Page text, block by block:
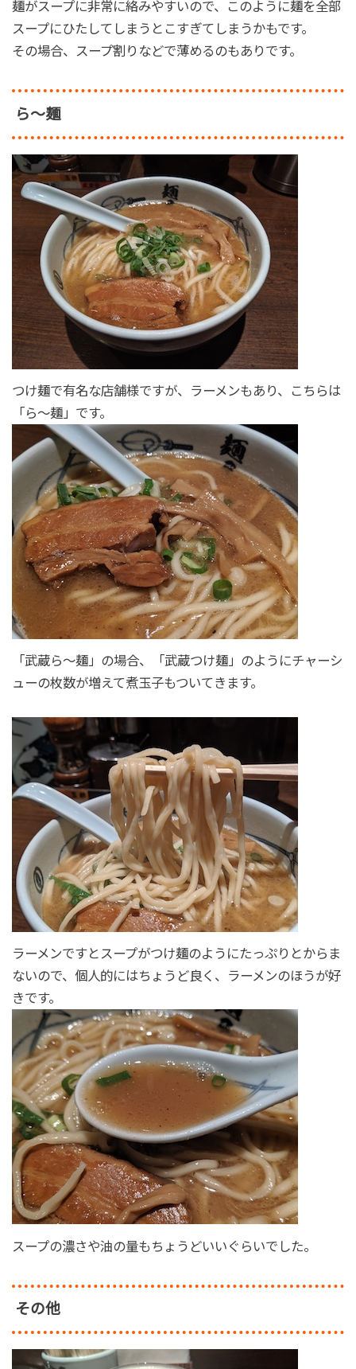
麺がスープに非常に絡みやすいので、このように麺を全部
スープにひたしてしまうとこすぎてしまうかもです。
その場合、スープ割りなどで薄めるのもありです。
ら～麺
つけ麺で有名な店舗様ですが、ラーメンもあり、こちらは
「ら～麺」です。
「武蔵ら～麺」の場合、「武蔵つけ麺」のようにチャーシ
ューの枚数が増えて煮玉子もついてきます。
ラーメンですとスープがつけ麺のようにたっぷりとからま
ないので、個人的にはちょうど良く、ラーメンのほうが好
きです。
スープの濃さや油の量もちょうどいいぐらいでした。
その他